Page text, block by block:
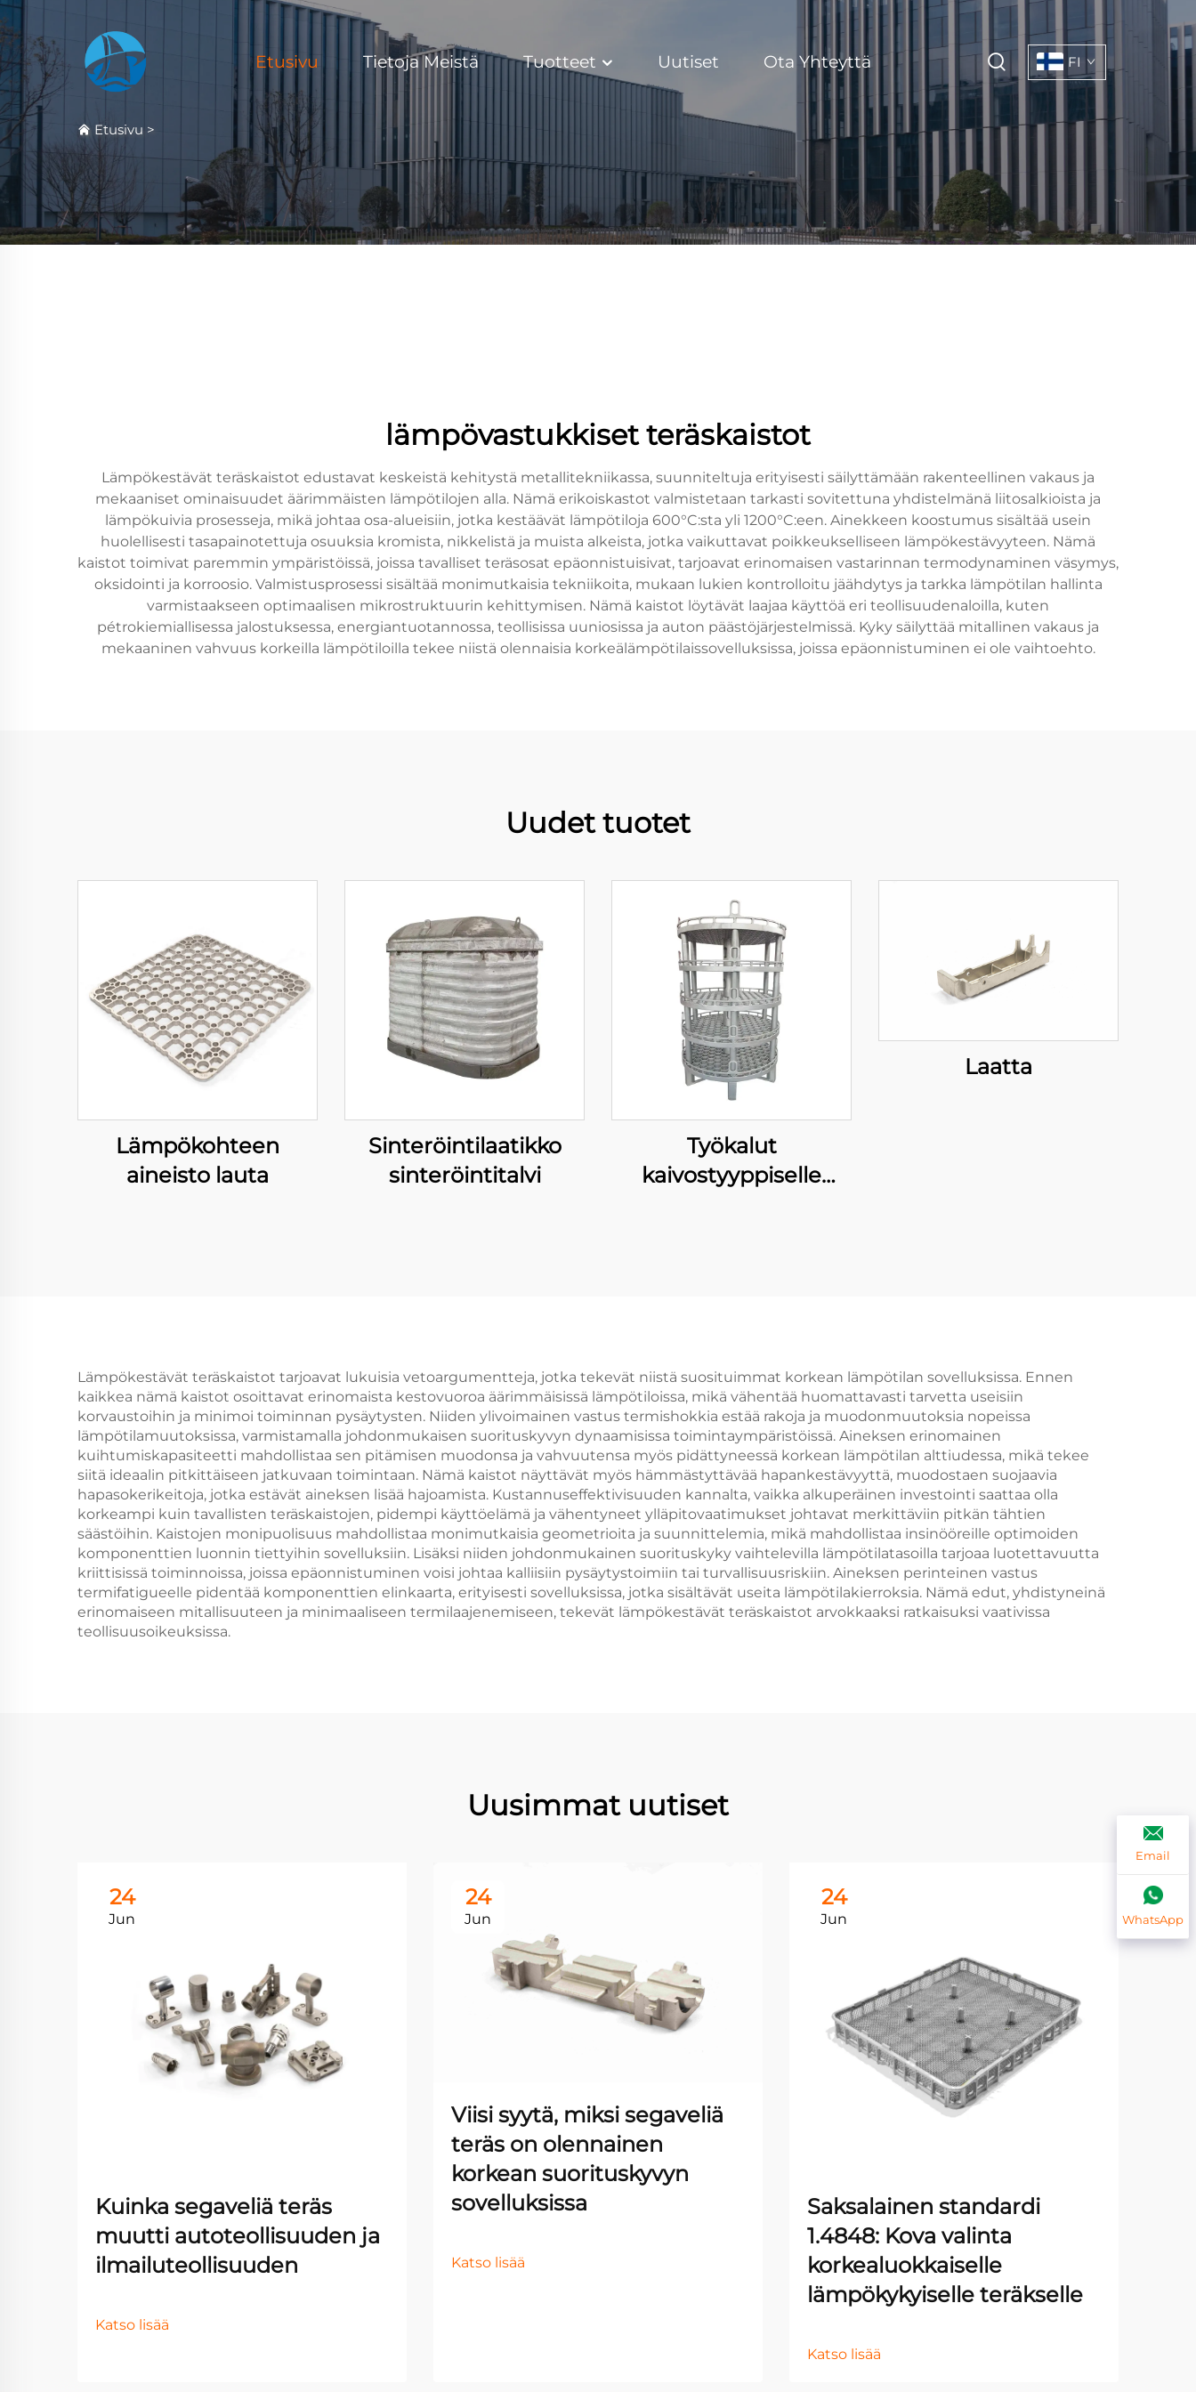
Etusivu Tietoja Meistä Tuotteet Uutiset Ota Yhteyttä FI
Etusivu >
lämpövastukkiset teräskaistot
Lämpökestävät teräskaistot edustavat keskeistä kehitystä metallitekniikassa, suunniteltuja erityisesti säilyttämään rakenteellinen vakaus ja
mekaaniset ominaisuudet äärimmäisten lämpötilojen alla. Nämä erikoiskastot valmistetaan tarkasti sovitettuna yhdistelmänä liitosalkioista ja
lämpökuivia prosesseja, mikä johtaa osa-alueisiin, jotka kestäävät lämpötiloja 600°C:sta yli 1200°C:een. Ainekkeen koostumus sisältää usein
huolellisesti tasapainotettuja osuuksia kromista, nikkelistä ja muista alkeista, jotka vaikuttavat poikkeukselliseen lämpökestävyyteen. Nämä
kaistot toimivat paremmin ympäristöissä, joissa tavalliset teräsosat epäonnistuisivat, tarjoavat erinomaisen vastarinnan termodynaminen väsymys,
oksidointi ja korroosio. Valmistusprosessi sisältää monimutkaisia tekniikoita, mukaan lukien kontrolloitu jäähdytys ja tarkka lämpötilan hallinta
varmistaakseen optimaalisen mikrostruktuurin kehittymisen. Nämä kaistot löytävät laajaa käyttöä eri teollisuudenaloilla, kuten
pétrokiemiallisessa jalostuksessa, energiantuotannossa, teollisissa uuniosissa ja auton päästöjärjestelmissä. Kyky säilyttää mitallinen vakaus ja
mekaaninen vahvuus korkeilla lämpötiloilla tekee niistä olennaisia korkeälämpötilaissovelluksissa, joissa epäonnistuminen ei ole vaihtoehto.
Uudet tuotet
Lämpökohteen
aineisto lauta
Sinteröintilaatikko
sinteröintitalvi
Työkalut
kaivostyyppiselle
Laatta
Lämpökestävät teräskaistot tarjoavat lukuisia vetoargumentteja, jotka tekevät niistä suosituimmat korkean lämpötilan sovelluksissa. Ennen
kaikkea nämä kaistot osoittavat erinomaista kestovuoroa äärimmäisissä lämpötiloissa, mikä vähentää huomattavasti tarvetta useisiin
korvaustoihin ja minimoi toiminnan pysäytysten. Niiden ylivoimainen vastus termishokkia estää rakoja ja muodonmuutoksia nopeissa
lämpötilamuutoksissa, varmistamalla johdonmukaisen suorituskyvyn dynaamisissa toimintaympäristöissä. Aineksen erinomainen
kuihtumiskapasiteetti mahdollistaa sen pitämisen muodonsa ja vahvuutensa myös pidättyneessä korkean lämpötilan alttiudessa, mikä tekee
siitä ideaalin pitkittäiseen jatkuvaan toimintaan. Nämä kaistot näyttävät myös hämmästyttävää hapankestävyyttä, muodostaen suojaavia
hapasokerikeitoja, jotka estävät aineksen lisää hajoamista. Kustannuseffektivisuuden kannalta, vaikka alkuperäinen investointi saattaa olla
korkeampi kuin tavallisten teräskaistojen, pidempi käyttöelämä ja vähentyneet ylläpitovaatimukset johtavat merkittäviin pitkän tähtien
säästöihin. Kaistojen monipuolisuus mahdollistaa monimutkaisia geometrioita ja suunnittelemia, mikä mahdollistaa insinööreille optimoiden
komponenttien luonnin tiettyihin sovelluksiin. Lisäksi niiden johdonmukainen suorituskyky vaihtelevilla lämpötilatasoilla tarjoaa luotettavuutta
kriittisissä toiminnoissa, joissa epäonnistuminen voisi johtaa kalliisiin pysäytystoimiin tai turvallisuusriskiin. Aineksen perinteinen vastus
termifatigueelle pidentää komponenttien elinkaarta, erityisesti sovelluksissa, jotka sisältävät useita lämpötilakierroksia. Nämä edut, yhdistyneinä
erinomaiseen mitallisuuteen ja minimaaliseen termilaajenemiseen, tekevät lämpökestävät teräskaistot arvokkaaksi ratkaisuksi vaativissa
teollisuusoikeuksissa.
Uusimmat uutiset
24
Jun
Kuinka segaveliä teräs
muutti autoteollisuuden ja
ilmailuteollisuuden
Katso lisää
24
Jun
Viisi syytä, miksi segaveliä
teräs on olennainen
korkean suorituskyvyn
sovelluksissa
Katso lisää
24
Jun
Saksalainen standardi
1.4848: Kova valinta
korkealuokkaiselle
lämpökykyiselle teräkselle
Katso lisää
Email
WhatsApp